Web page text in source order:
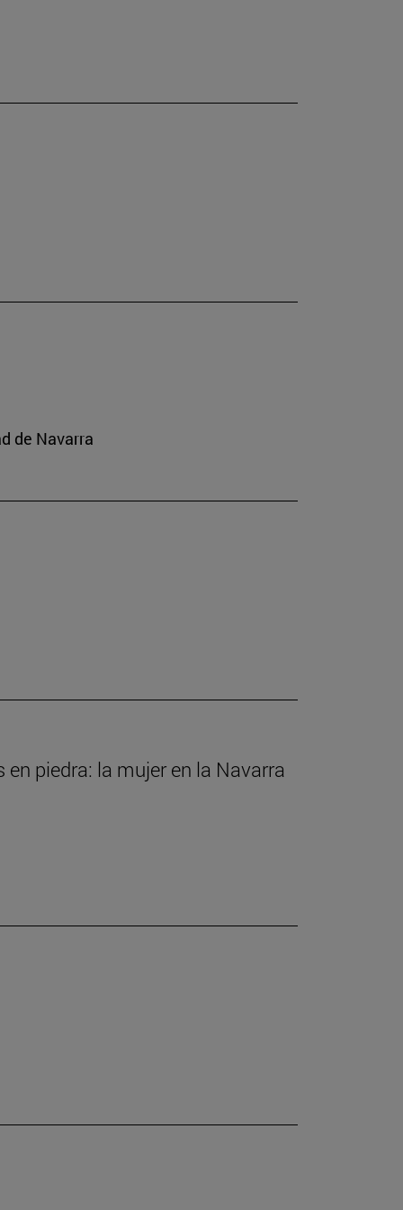
de Navarra
piedra: la mujer en la Navarra